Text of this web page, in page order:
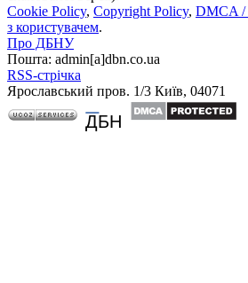
Cookie Policy, Copyright Policy, DMCA /
з користувачем.
Про ДБНУ
Пошта: admin[а]dbn.co.ua
RSS-стрічка
Ярославський пров. 1/3 Київ, 04071